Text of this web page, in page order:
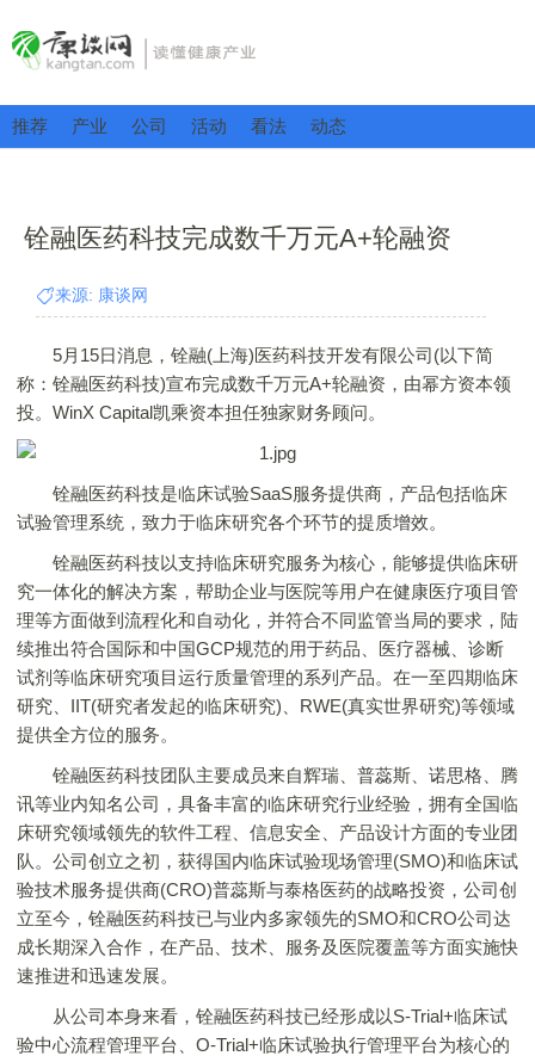
推荐 产业 公司 活动 看法 动态
铨融医药科技完成数千万元A+轮融资
来源: 康谈网
5月15日消息，铨融(上海)医药科技开发有限公司(以下简
称：铨融医药科技)宣布完成数千万元A+轮融资，由幂方资本领
投。WinX Capital凯乘资本担任独家财务顾问。
铨融医药科技是临床试验SaaS服务提供商，产品包括临床
试验管理系统，致力于临床研究各个环节的提质增效。
铨融医药科技以支持临床研究服务为核心，能够提供临床研
究一体化的解决方案，帮助企业与医院等用户在健康医疗项目管
理等方面做到流程化和自动化，并符合不同监管当局的要求，陆
续推出符合国际和中国GCP规范的用于药品、医疗器械、诊断
试剂等临床研究项目运行质量管理的系列产品。在一至四期临床
研究、IIT(研究者发起的临床研究)、RWE(真实世界研究)等领域
提供全方位的服务。
铨融医药科技团队主要成员来自辉瑞、普蕊斯、诺思格、腾
讯等业内知名公司，具备丰富的临床研究行业经验，拥有全国临
床研究领域领先的软件工程、信息安全、产品设计方面的专业团
队。公司创立之初，获得国内临床试验现场管理(SMO)和临床试
验技术服务提供商(CRO)普蕊斯与泰格医药的战略投资，公司创
立至今，铨融医药科技已与业内多家领先的SMO和CRO公司达
成长期深入合作，在产品、技术、服务及医院覆盖等方面实施快
速推进和迅速发展。
从公司本身来看，铨融医药科技已经形成以S-Trial+临床试
验中心流程管理平台、O-Trial+临床试验执行管理平台为核心的